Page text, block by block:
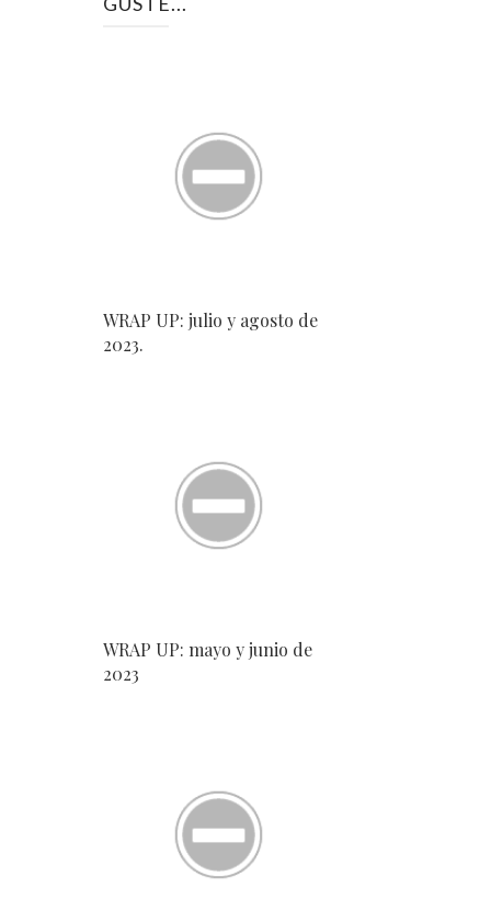
WRAP UP: julio y agosto de
2023.
WRAP UP: mayo y junio de
2023